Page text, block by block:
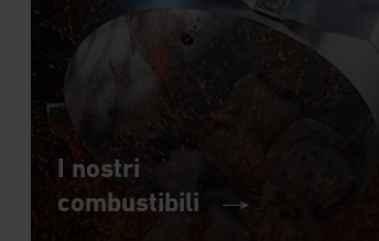
I nostri
combustibili